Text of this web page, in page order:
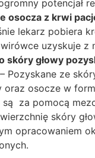
potencjał
osocza z krwi
lekarz pobiera
uzyskuje z
skóry głowy
– Pozyskane ze
osocze w
są za pomocą
skóry
opracowaniem